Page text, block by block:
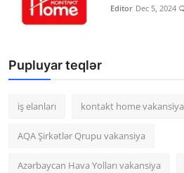
Editor Dec 5, 2024
Pupluyar teqlər
iş elanları kontakt home vakansiya
AQA Şirkətlər Qrupu vakansiya
Azərbaycan Hava Yolları vakansiya